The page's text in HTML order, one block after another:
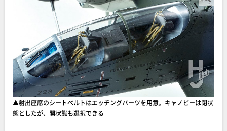
▲射出座席のシートベルトはエッチングパーツを用意。キャノピーは閉状
態としたが、開状態も選択できる